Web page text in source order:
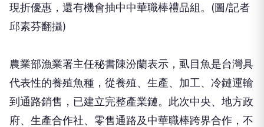
現折優惠，還有機會抽中中華職棒禮品組。(圖/記者
邱素芬翻攝)
農業部漁業署主任秘書陳汾蘭表示，虱目魚是台灣具
代表性的養殖魚種，從養殖、生產、加工、冷鏈運輸
到通路銷售，已建立完整產業鏈。此次中央、地方政
府、生產合作社、零售通路及中華職棒跨界合作，不